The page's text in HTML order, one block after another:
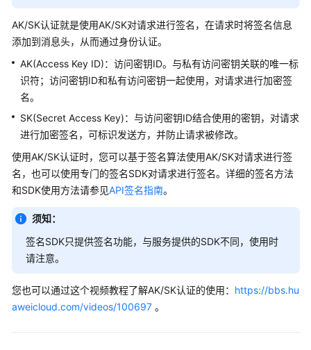
记
录
景
代
码
示
例
常
见
问
题
视
频
帮
助
AK/SK认证就是使用AK/SK对请求进行签名，在请求时将签名信息
添加到消息头，从而通过身份认证。
AK(Access Key ID)：访问密钥ID。与私有访问密钥关联的唯一标
识符；访问密钥ID和私有访问密钥一起使用，对请求进行加密签
名。
SK(Secret Access Key)：与访问密钥ID结合使用的密钥，对请求
进行加密签名，可标识发送方，并防止请求被修改。
使用AK/SK认证时，您可以基于签名算法使用AK/SK对请求进行签
名，也可以使用专门的签名SDK对请求进行签名。详细的签名方法
和SDK使用方法请参见API签名指南。
须知：
签名SDK只提供签名功能，与服务提供的SDK不同，使用时
请注意。
您也可以通过这个视频教程了解AK/SK认证的使用： https://bbs.hu
aweicloud.com/videos/100697 。